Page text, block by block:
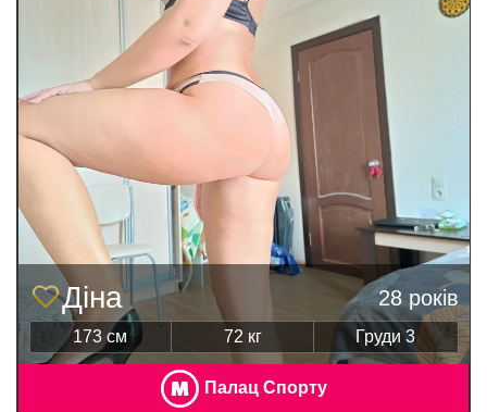
Діна 28 років
173 см 72 кг Груди 3
Палац Спорту